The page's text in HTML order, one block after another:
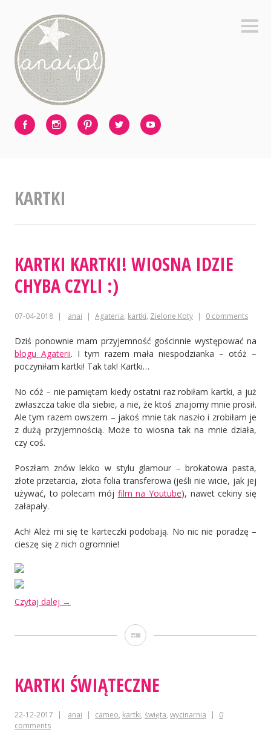
content
KARTKI
KARTKI KARTKI! WIOSNA IDZIE
CHYBA CZYLI :)
07-04-2018 anai Agateria, kartki, Zielone Koty 0 comments
Dziś ponownie mam przyjemność gościnnie występować na
blogu Agaterii. I tym razem mała niespodzianka – otóż –
poczyniłam kartki! Tak tak! Kartki…
No cóż – nie pamiętam kiedy ostatni raz robiłam kartki, a już
zwłaszcza takie dla siebie, a nie, że ktoś znajomy mnie prosił.
Ale tym razem owszem – jakoś mnie tak naszło i zrobiłam je
z dużą przyjemnością. Może to wiosna tak na mnie działa,
czy coś.
Poszłam znów lekko w stylu glamour – brokatowa pasta,
złote przetarcia, złota folia transferowa (jeśli nie wicie, jak jej
używać, to polecam mój film na Youtube), nawet cekiny się
załapały.
Ach! Ależ mi się te karteczki podobają. No nic nie poradzę –
cieszę się z nich ogromnie!
Czytaj dalej „Kartki
idzie
:)”
→
Galeria
KARTKI ŚWIĄTECZNE
22-12-2017 anai cameo, kartki, święta, wycinarnia
0
comments